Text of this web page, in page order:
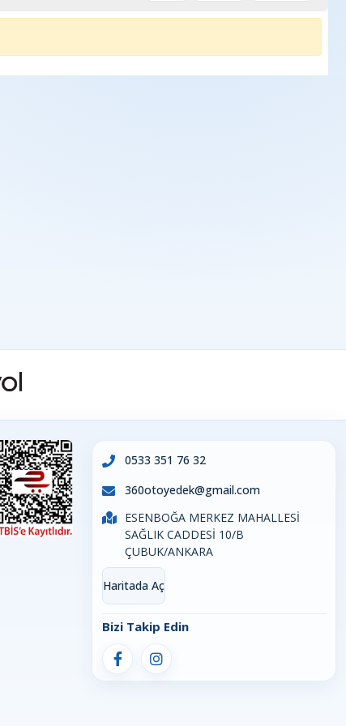
0533 351 76 32
360otoyedek@gmail.com
ESENBOĞA MERKEZ MAHALLESİ
SAĞLIK CADDESİ 10/B
ÇUBUK/ANKARA
Haritada Aç
Bizi Takip Edin